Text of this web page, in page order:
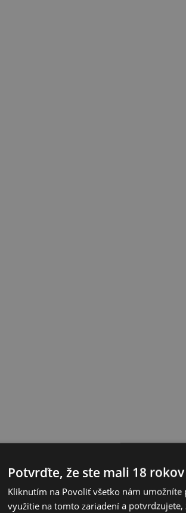
Potvrďte, že ste mali 18
Kliknutím na Povoliť všetko nám
využitie na tomto zariadení a